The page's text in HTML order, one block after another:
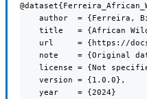
author  = {Ferreira,
title   = {African
url     = {https://
note    = {Original
license = {Not
    version = {1.0.0},
    year    = {2024}